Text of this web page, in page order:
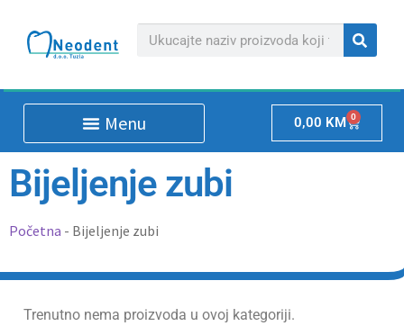
0,00 KM 0
Bijeljenje zubi
Početna - Bijeljenje zubi
Trenutno nema proizvoda u ovoj kategoriji.